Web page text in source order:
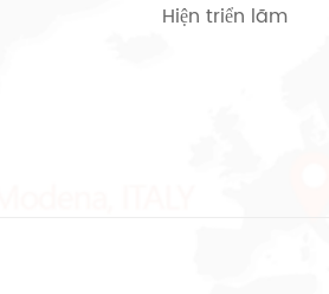
Hiện triển lãm